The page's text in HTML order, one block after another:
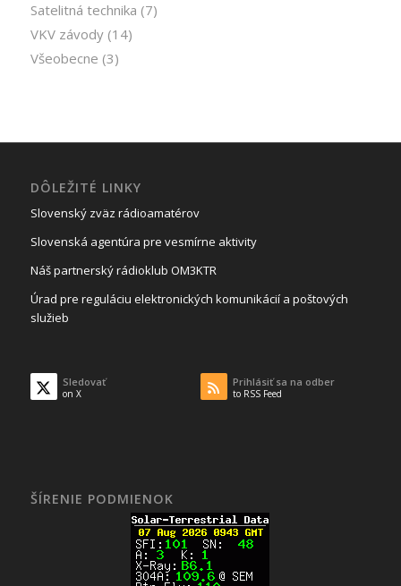
Satelitná technika (7)
VKV závody(14)
Všeobecne (3)
DÔLEŽITÉ LINKY
Slovenský zväz rádioamatérov
Slovenská agentúra pre vesmírne aktivity
Náš partnerský rádioklub OM3KTR
Úrad pre reguláciu elektronických komunikácií a poštových
služieb
Sledovať
on X
Prihlásiť sa na odber
to RSS Feed
ŠÍRENIE PODMIENOK